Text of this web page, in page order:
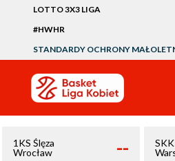
LOTTO 3X3 LIGA
#HWHR
STANDARDY OCHRONY
1KS Ślęza
Wrocław
--